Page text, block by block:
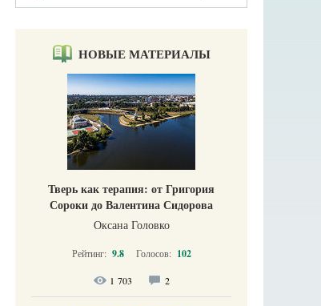
НОВЫЕ МАТЕРИАЛЫ
Тверь как терапия: от Григория
Сороки до Валентина Сидорова
Оксана Головко
Рейтинг: 9.8 Голосов: 102
1 703 2